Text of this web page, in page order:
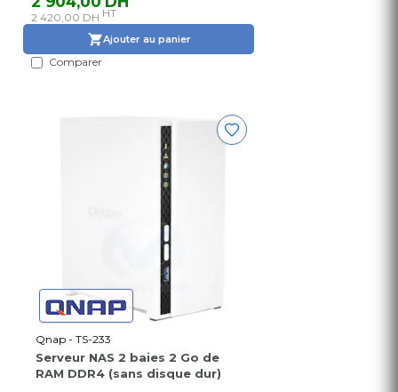
2 420,00 DH HT
Ajouter au panier
Comparer
Qnap - TS-233
Serveur NAS 2 baies 2 Go de
RAM DDR4 (sans disque dur)